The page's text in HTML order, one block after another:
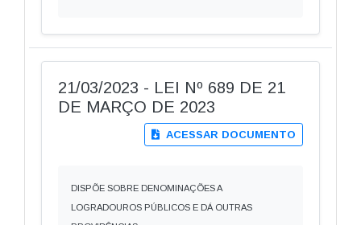
21/03/2023 - LEI Nº 689 DE 21
DE MARÇO DE 2023
ACESSAR DOCUMENTO
DISPÕE SOBRE DENOMINAÇÕES A
LOGRADOUROS PÚBLICOS E DÁ OUTRAS